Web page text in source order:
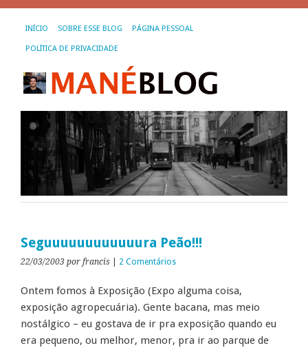
INÍCIO SOBRE ESSE BLOG PÁGINA PESSOAL
POLÍTICA DE PRIVACIDADE
Seguuuuuuuuuuuura Peão!!!
22/03/2003 por francis 2 Comentários
Ontem fomos à Exposição (Expo alguma coisa,
exposição agropecuária). Gente bacana, mas meio
nostálgico – eu gostava de ir pra exposição quando eu
era pequeno, ou melhor, menor, pra ir ao parque de